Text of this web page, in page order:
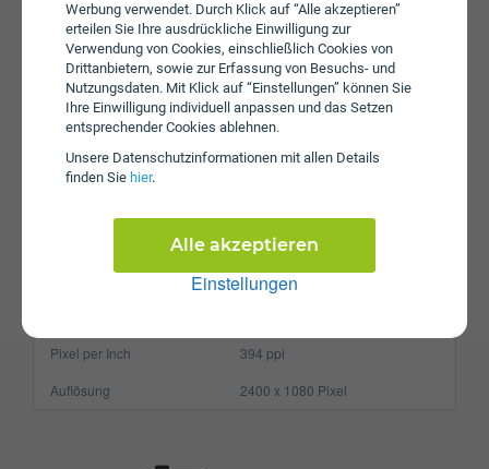
Werbung verwendet. Durch Klick auf “Alle akzeptieren”
erteilen Sie Ihre ausdrückliche Einwilligung zur
Verwendung von Cookies, einschließlich Cookies von
Drittanbietern, sowie zur Erfassung von Besuchs- und
Nutzungsdaten. Mit Klick auf “Einstellungen” können Sie
Ihre Einwilligung individuell anpassen und das Setzen
entsprechender Cookies ablehnen.
Unsere Daten­schutz­informationen mit allen Details
finden Sie hier.
Einstellungen
Alle akzeptieren
Akku
5000 mAh
Speicherkarte
Betriebssystem
Android 11.0
Prozessor
Octa-Core
Arbeitsspeicher
8 GB
165.1 x 76.4 x 9.33 mm
216g
Pixel per Inch
394 ppi
Auflösung
2400 x 1080 Pixel